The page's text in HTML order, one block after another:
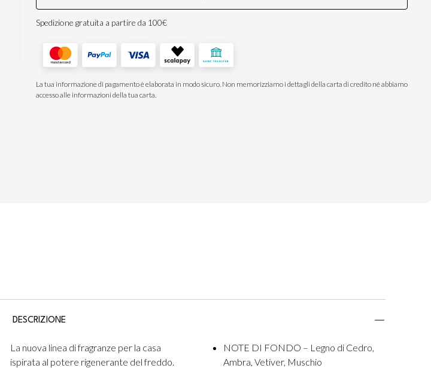
Spedizione gratuita a partire da 100€
La tua informazione di pagamento è elaborata in modo sicuro. Non memorizziamo i dettagli della carta di credito né abbiamo
accesso alle informazioni della tua carta.
DESCRIZIONE
La nuova linea di fragranze per la casa
ispirata al potere rigenerante del freddo.
NOTE DI FONDO – Legno di Cedro,
Ambra, Vetiver, Muschio